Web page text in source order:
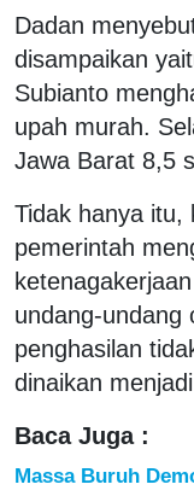
Dadan
disampaikan
Subianto
upah murah.
Jawa Barat 8,5
Tidak hanya itu,
pemerintah
undang-undang
penghasilan
dinaikan
Baca Juga :
Massa Buruh